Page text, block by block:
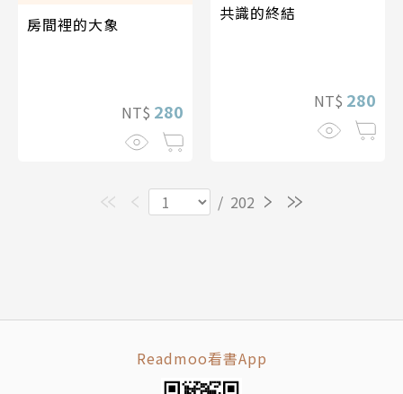
房間裡的大象
NT$ 280
共識的終結
NT$ 280
/ 202
Readmoo看書App